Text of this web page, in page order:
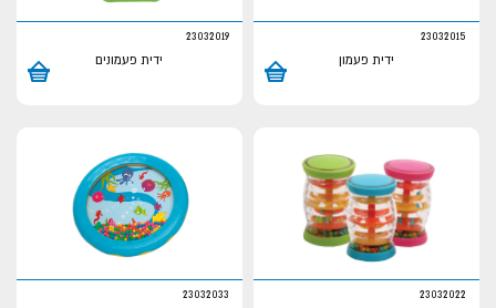
23032015
ידית פעמון
23032019
ידית פעמונים
23032022
23032033